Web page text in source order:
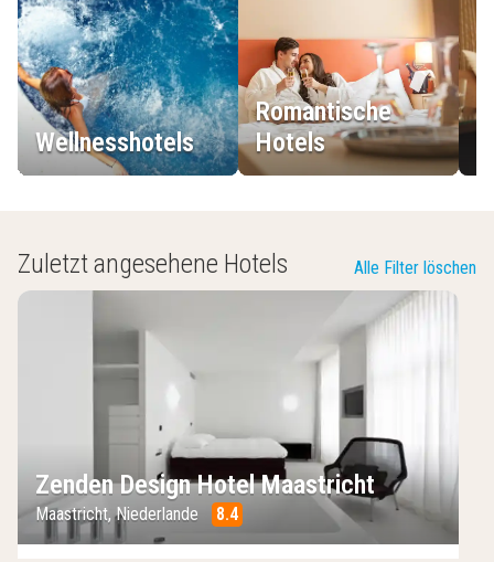
Wellnesshotels
Romantische
Hotels
Zuletzt angesehene Hotels Alle Filter löschen
Zenden Design Hotel Maastricht
Maastricht,Niederlande 8.4
/10